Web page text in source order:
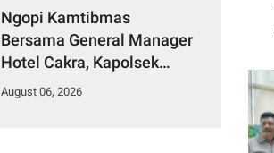
Ngopi Kamtibmas
Bersama General Manager
Hotel Cakra, Kapolsek
Dentim Perkuat Sinergi
August 06, 2026